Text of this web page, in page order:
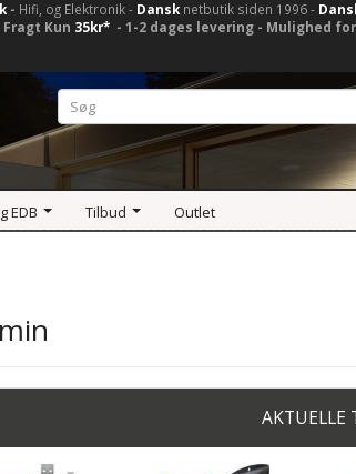
- Hifi, og Elektronik - Dansknetbutik siden 1996 -
Fragt Kun 35kr* - 1-2 dages levering - Mulighed for
EDB Tilbud Outlet
AKTUELLE